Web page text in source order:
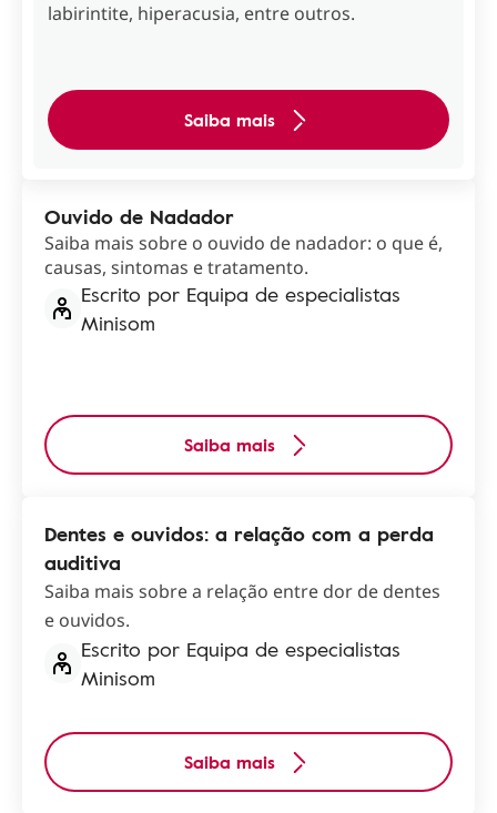
labirintite, hiperacusia, entre outros.
Saiba mais
Ouvido de Nadador
Saiba mais sobre o ouvido de nadador: o que é,
causas, sintomas e tratamento.
Escrito por Equipa de especialistas
Minisom
Saiba mais
Dentes e ouvidos: a relação com a perda
auditiva
Saiba mais sobre a relação entre dor de dentes
e ouvidos.
Escrito por Equipa de especialistas
Minisom
Saiba mais